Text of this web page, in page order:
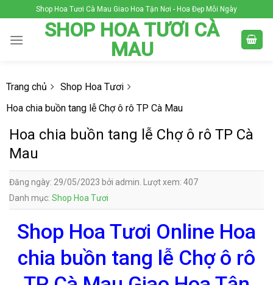
to
content
Shop Hoa Tươi Cà Mau Giao Hoa Tận Nơi - Hoa Đẹp Mỗi Ngày
SHOP HOA TƯƠI CÀ
MAU
Trang chủ
Shop Hoa Tươi
Hoa chia buồn tang lễ Chợ ô rô TP Cà Mau
Hoa chia buồn tang lễ Chợ ô rô TP Cà
Mau
Đăng ngày: 29/05/2023 bởi admin. Lượt xem: 407
Danh mục: Shop Hoa Tươi
Shop Hoa Tươi Online Hoa
chia buồn tang lễ Chợ ô rô